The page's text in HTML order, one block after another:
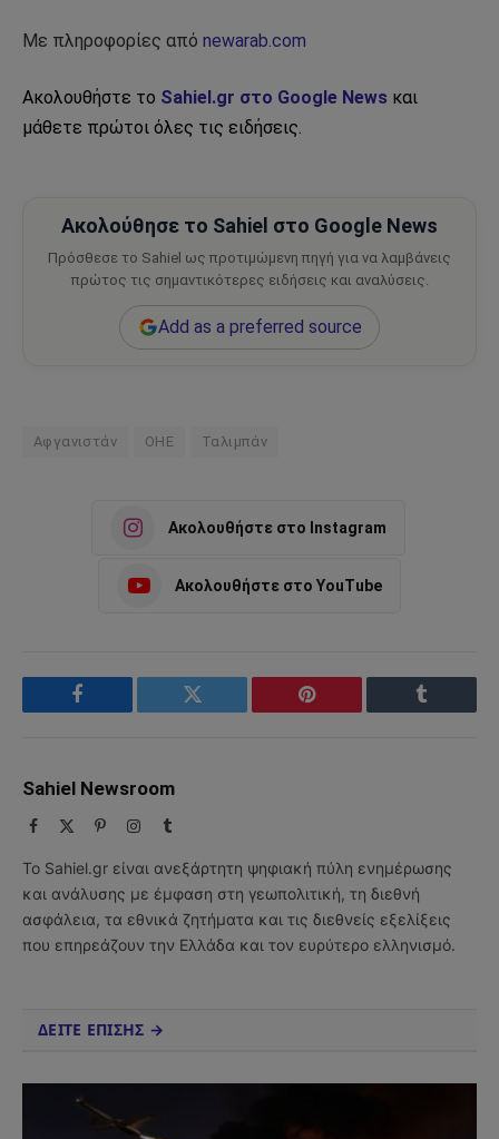
Με πληροφορίες από newarab.com
Ακολουθήστε το Sahiel.gr στο Google News και
μάθετε πρώτοι όλες τις ειδήσεις.
Ακολούθησε το Sahiel στο Google News
Πρόσθεσε το Sahiel ως προτιμώμενη πηγή για να λαμβάνεις
πρώτος τις σημαντικότερες ειδήσεις και αναλύσεις.
Add as a preferred source
Αφγανιστάν ΟΗΕ Ταλιμπάν
Ακολουθήστε στο Instagram
Ακολουθήστε στο YouTube
Facebook Twitter Pinterest Tumblr
Sahiel Newsroom
Facebook PinterestInstagram
Tumblr
Το Sahiel.gr είναι ανεξάρτητη ψηφιακή πύλη ενημέρωσης
και ανάλυσης με έμφαση στη γεωπολιτική, τη διεθνή
ασφάλεια, τα εθνικά ζητήματα και τις διεθνείς εξελίξεις
που επηρεάζουν την Ελλάδα και τον ευρύτερο ελληνισμό.
ΔΕΙΤΕ ΕΠΙΣΗΣ →